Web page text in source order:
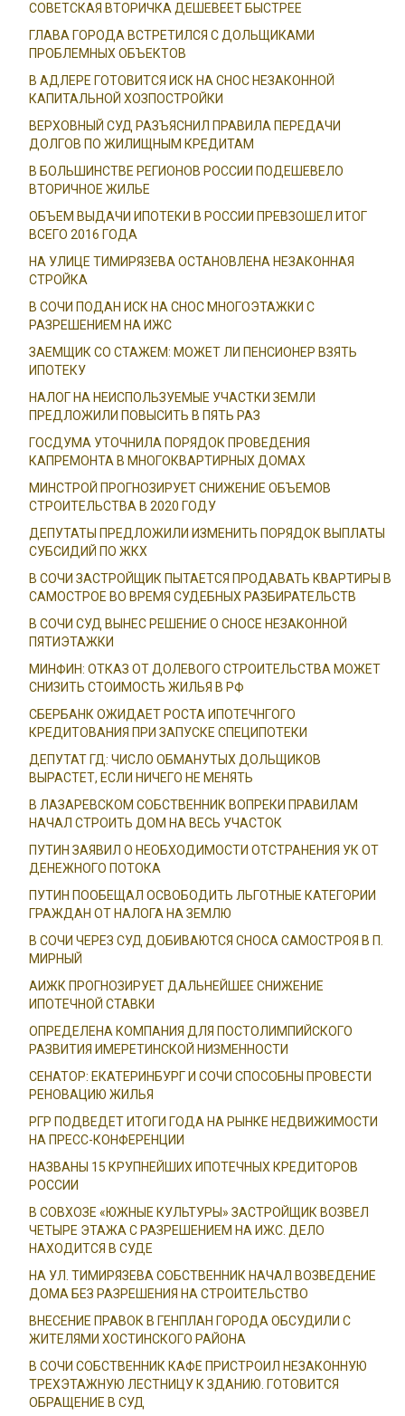
СОВЕТСКАЯ ВТОРИЧКА ДЕШЕВЕЕТ БЫСТРЕЕ
ГЛАВА ГОРОДА ВСТРЕТИЛСЯ С ДОЛЬЩИКАМИ
ПРОБЛЕМНЫХ ОБЪЕКТОВ
В АДЛЕРЕ ГОТОВИТСЯ ИСК НА СНОС НЕЗАКОННОЙ
КАПИТАЛЬНОЙ ХОЗПОСТРОЙКИ
ВЕРХОВНЫЙ СУД РАЗЪЯСНИЛ ПРАВИЛА ПЕРЕДАЧИ
ДОЛГОВ ПО ЖИЛИЩНЫМ КРЕДИТАМ
В БОЛЬШИНСТВЕ РЕГИОНОВ РОССИИ ПОДЕШЕВЕЛО
ВТОРИЧНОЕ ЖИЛЬЕ
ОБЪЕМ ВЫДАЧИ ИПОТЕКИ В РОССИИ ПРЕВЗОШЕЛ ИТОГ
ВСЕГО 2016 ГОДА
НА УЛИЦЕ ТИМИРЯЗЕВА ОСТАНОВЛЕНА НЕЗАКОННАЯ
СТРОЙКА
В СОЧИ ПОДАН ИСК НА СНОС МНОГОЭТАЖКИ С
РАЗРЕШЕНИЕМ НА ИЖС
ЗАЕМЩИК СО СТАЖЕМ: МОЖЕТ ЛИ ПЕНСИОНЕР ВЗЯТЬ
ИПОТЕКУ
НАЛОГ НА НЕИСПОЛЬЗУЕМЫЕ УЧАСТКИ ЗЕМЛИ
ПРЕДЛОЖИЛИ ПОВЫСИТЬ В ПЯТЬ РАЗ
ГОСДУМА УТОЧНИЛА ПОРЯДОК ПРОВЕДЕНИЯ
КАПРЕМОНТА В МНОГОКВАРТИРНЫХ ДОМАХ
МИНСТРОЙ ПРОГНОЗИРУЕТ СНИЖЕНИЕ ОБЪЕМОВ
СТРОИТЕЛЬСТВА В 2020 ГОДУ
ДЕПУТАТЫ ПРЕДЛОЖИЛИ ИЗМЕНИТЬ ПОРЯДОК ВЫПЛАТЫ
СУБСИДИЙ ПО ЖКХ
В СОЧИ ЗАСТРОЙЩИК ПЫТАЕТСЯ ПРОДАВАТЬ КВАРТИРЫ В
САМОСТРОЕ ВО ВРЕМЯ СУДЕБНЫХ РАЗБИРАТЕЛЬСТВ
В СОЧИ СУД ВЫНЕС РЕШЕНИЕ О СНОСЕ НЕЗАКОННОЙ
ПЯТИЭТАЖКИ
МИНФИН: ОТКАЗ ОТ ДОЛЕВОГО СТРОИТЕЛЬСТВА МОЖЕТ
СНИЗИТЬ СТОИМОСТЬ ЖИЛЬЯ В РФ
СБЕРБАНК ОЖИДАЕТ РОСТА ИПОТЕЧНГОГО
КРЕДИТОВАНИЯ ПРИ ЗАПУСКЕ СПЕЦИПОТЕКИ
ДЕПУТАТ ГД: ЧИСЛО ОБМАНУТЫХ ДОЛЬЩИКОВ
ВЫРАСТЕТ, ЕСЛИ НИЧЕГО НЕ МЕНЯТЬ
В ЛАЗАРЕВСКОМ СОБСТВЕННИК ВОПРЕКИ ПРАВИЛАМ
НАЧАЛ СТРОИТЬ ДОМ НА ВЕСЬ УЧАСТОК
ПУТИН ЗАЯВИЛ О НЕОБХОДИМОСТИ ОТСТРАНЕНИЯ УК ОТ
ДЕНЕЖНОГО ПОТОКА
ПУТИН ПООБЕЩАЛ ОСВОБОДИТЬ ЛЬГОТНЫЕ КАТЕГОРИИ
ГРАЖДАН ОТ НАЛОГА НА ЗЕМЛЮ
В СОЧИ ЧЕРЕЗ СУД ДОБИВАЮТСЯ СНОСА САМОСТРОЯ В П.
МИРНЫЙ
АИЖК ПРОГНОЗИРУЕТ ДАЛЬНЕЙШЕЕ СНИЖЕНИЕ
ИПОТЕЧНОЙ СТАВКИ
ОПРЕДЕЛЕНА КОМПАНИЯ ДЛЯ ПОСТОЛИМПИЙСКОГО
РАЗВИТИЯ ИМЕРЕТИНСКОЙ НИЗМЕННОСТИ
СЕНАТОР: ЕКАТЕРИНБУРГ И СОЧИ СПОСОБНЫ ПРОВЕСТИ
РЕНОВАЦИЮ ЖИЛЬЯ
РГР ПОДВЕДЕТ ИТОГИ ГОДА НА РЫНКЕ НЕДВИЖИМОСТИ
НА ПРЕСС-КОНФЕРЕНЦИИ
НАЗВАНЫ 15 КРУПНЕЙШИХ ИПОТЕЧНЫХ КРЕДИТОРОВ
РОССИИ
В СОВХОЗЕ «ЮЖНЫЕ КУЛЬТУРЫ» ЗАСТРОЙЩИК ВОЗВЕЛ
ЧЕТЫРЕ ЭТАЖА С РАЗРЕШЕНИЕМ НА ИЖС. ДЕЛО
НАХОДИТСЯ В СУДЕ
НА УЛ. ТИМИРЯЗЕВА СОБСТВЕННИК НАЧАЛ ВОЗВЕДЕНИЕ
ДОМА БЕЗ РАЗРЕШЕНИЯ НА СТРОИТЕЛЬСТВО
ВНЕСЕНИЕ ПРАВОК В ГЕНПЛАН ГОРОДА ОБСУДИЛИ С
ЖИТЕЛЯМИ ХОСТИНСКОГО РАЙОНА
В СОЧИ СОБСТВЕННИК КАФЕ ПРИСТРОИЛ НЕЗАКОННУЮ
ТРЕХЭТАЖНУЮ ЛЕСТНИЦУ К ЗДАНИЮ. ГОТОВИТСЯ
ОБРАЩЕНИЕ В СУД